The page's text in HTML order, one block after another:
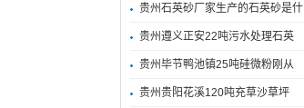
贵州石英砂厂家生产的石英砂是什
贵州遵义正安22吨污水处理石英
贵州毕节鸭池镇25吨硅微粉刚从
贵州贵阳花溪120吨充草沙草坪